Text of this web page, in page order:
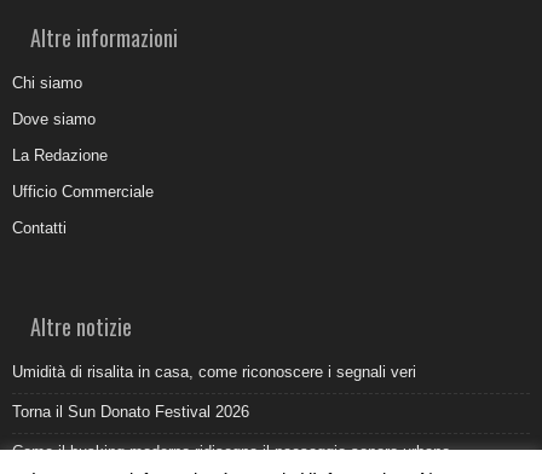
Altre informazioni
Chi siamo
Dove siamo
La Redazione
Ufficio Commerciale
Contatti
Altre notizie
Umidità di risalita in casa, come riconoscere i segnali veri
Torna il Sun Donato Festival 2026
Come il busking moderno ridisegna il paesaggio sonoro urbano